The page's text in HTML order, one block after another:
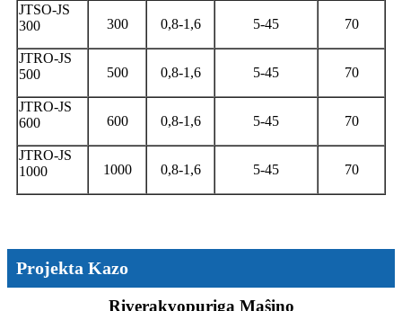
JTSO-JS
300
300 0,8-1,6 5-45 70
JTRO-JS
500
500 0,8-1,6 5-45 70
JTRO-JS
600
600 0,8-1,6 5-45 70
JTRO-JS
1000
1000 0,8-1,6 5-45 70
Projekta Kazo
Riverakvopuriga Maŝino